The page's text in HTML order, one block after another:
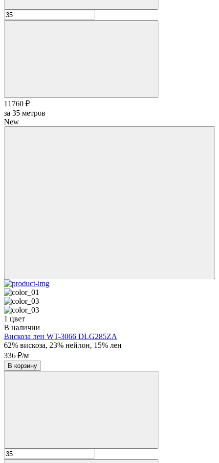
11760 ₽
за 35 метров
New
1 цвет
В наличии
Вискоза лен WT-3066 DLG285ZA
62% вискоза, 23% нейлон, 15% лен
336 ₽/м
В корзину